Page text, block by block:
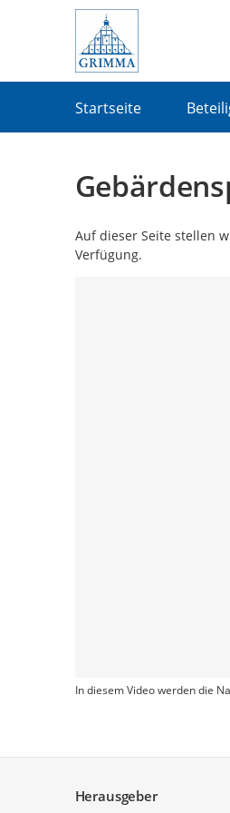
Startseite
Auf dieser Seite stellen
Verfügung.
In diesem Video werden die
Herausgeber